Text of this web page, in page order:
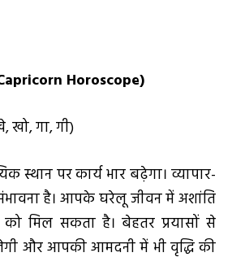
Horoscope)
खो, गा, गी)
पर कार्य भार बढ़ेगा। व्यापार-
है। आपके घरेलू जीवन में अशांति
मिल सकता है। बेहतर प्रयासों से
और आपकी आमदनी में भी वृद्धि की